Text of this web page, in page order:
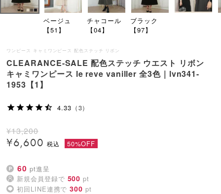
ベージュ
【51】
チャコール
【04】
ブラック
【97】
ワンピース キャミワンピース 配色ステッチ リボン
CLEARANCE-SALE 配色ステッチ ウエスト リボン
キャミワンピース le reve vaniller 全3色｜lvn341-
1953【1】
4.33 （3）
¥13,200
¥6,600 50%OFF
60 pt進呈
新規会員登録で 500 pt
初回LINE連携で 300 pt